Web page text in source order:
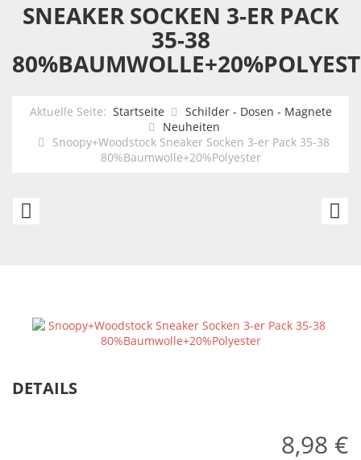
SNEAKER SOCKEN 3-ER PACK
35-38
Aktuelle Seite: Startseite
Schilder - Dosen - Magnete
Neuheiten
Snoopy+Woodstock Sneaker Socken 3-er Pack 35-38
80%Baumwolle+20%Polyester
Pack
42
DETAILS
8,98 €